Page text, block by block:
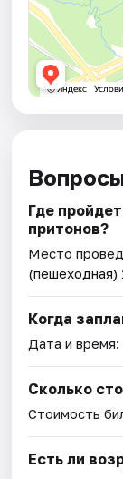
Где
притонов?
Место
(пешеходная)
Когда
Дата и время:
Сколько
Стоимость
Есть ли